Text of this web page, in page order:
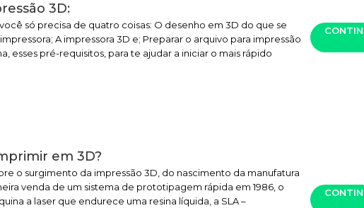
3D:
só precisa de quatro coisas: O desenho em 3D do que se
A impressora 3D e; Preparar o arquivo para impressão
esses pré-requisitos, para te ajudar a iniciar o mais rápido
em 3D?
o surgimento da impressão 3D, do nascimento da manufatura
venda de um sistema de prototipagem rápida em 1986, o
a laser que endurece uma resina líquida, a SLA –